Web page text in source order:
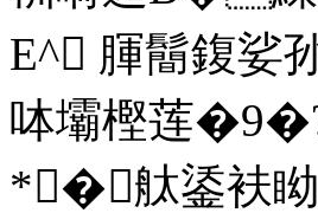
E^ 腪鬝鍑娑
呠壩樫莲
*�舦鋈衭